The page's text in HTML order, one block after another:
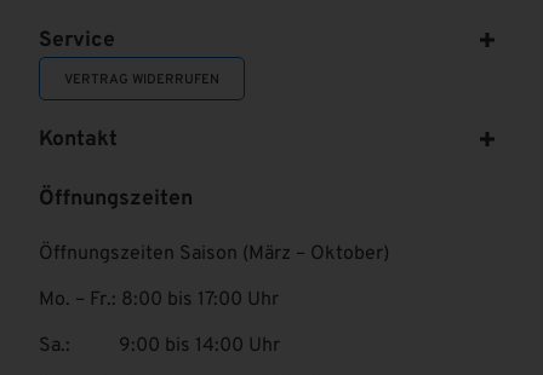
Service
VERTRAG WIDERRUFEN
Kontakt
Öffnungszeiten
Öffnungszeiten Saison (März – Oktober)
Mo. – Fr.: 8:00 bis 17:00 Uhr
Sa.: 9:00 bis 14:00 Uhr